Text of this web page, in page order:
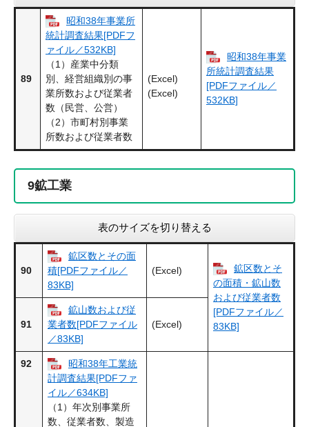
89
昭和38年事業所
統計調査結果[PDFフ
ァイル／532KB]
（1）産業中分類
別、経営組織別の事
業所数および従業者
数（民営、公営）
（2）市町村別事業
所数および従業者数
(Excel)
(Excel)
昭和38年事業
所統計調査結果
[PDFファイル／
532KB]
9鉱工業
表のサイズを切り替える
90
鉱区数とその面
積[PDFファイル／
83KB]
(Excel)
鉱区数とそ
の面積・鉱山数
および従業者数
[PDFファイル／
83KB]
91
鉱山数および従
業者数[PDFファイル
／83KB]
(Excel)
92
昭和38年工業統
計調査結果[PDFファ
イル／634KB]
（1）年次別事業所
数、従業者数、製造